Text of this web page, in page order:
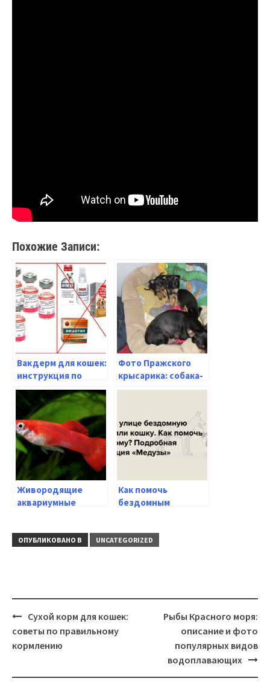
Похожие Записи:
Вакдерм для кошек:
инструкция по
применению,
дозировка,
побочные эффекты
| Информация по
применению
ветеринарного
препарата Вакдерм
Фото Пражского
крысарика: собака-
лапочка для жизни
Живородящие
аквариумные
и разведению
Как помочь
бездомным
экспертов
ОПУБЛИКОВАНО В UNCATEGORIZED
Навигация
Сухой корм для кошек:
советы по правильному
кормлению
Рыбы Красного моря:
описание и фото
популярных видов
водоплавающих